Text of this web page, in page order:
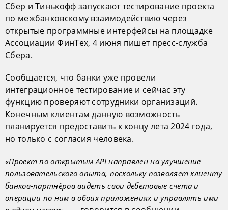
Сбер и Тинькофф запускают тестирование проекта
по межбанковскому взаимодействию через
открытые программные интерфейсы на площадке
Ассоциации ФинТех, 4 июня пишет пресс-служба
Сбера.
Сообщается, что банки уже провели
интеграционное тестирование и сейчас эту
функцию проверяют сотрудники организаций.
Конечным клиентам данную возможность
планируется предоставить к концу лета 2024 года,
но только с согласия человека.
«Проект по открытым API направлен на улучшение
пользовательского опыта, поскольку позволяет клиенту
банков-партнёров видеть свои дебетовые счета и
операции по ним в обоих приложениях и управлять ими